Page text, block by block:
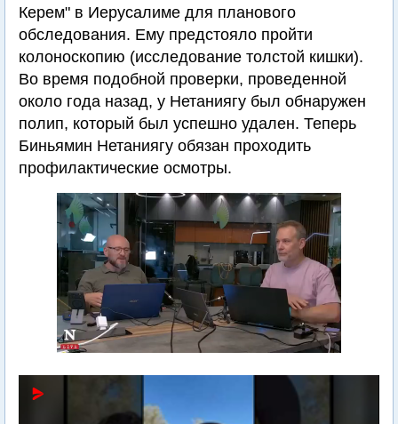
Керем" в Иерусалиме для планового
обследования. Ему предстояло пройти
колоноскопию (исследование толстой кишки).
Во время подобной проверки, проведенной
около года назад, у Нетаниягу был обнаружен
полип, который был успешно удален. Теперь
Биньямин Нетаниягу обязан проходить
профилактические осмотры.